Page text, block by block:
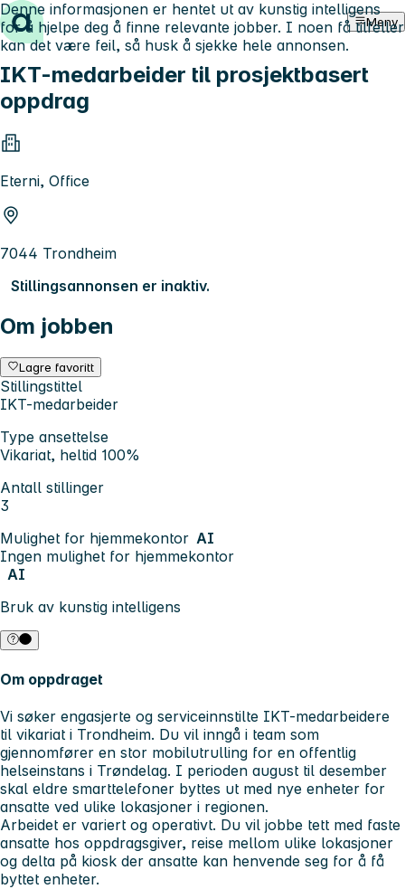
Hopp til innhold Meny
IKT-medarbeider til prosjektbasert
oppdrag
Eterni, Office
7044 Trondheim
Stillingsannonsen er inaktiv.
Om jobben
Lagre favoritt
Stillingstittel
IKT-medarbeider
Type ansettelse
Vikariat, heltid 100%
Antall stillinger
3
Mulighet for hjemmekontor AI
Ingen mulighet for hjemmekontor
AI
Bruk av kunstig intelligens
Denne informasjonen er hentet ut av kunstig intelligens
for å hjelpe deg å finne relevante jobber. I noen få tilfeller
kan det være feil, så husk å sjekke hele annonsen.
Om oppdraget
Vi søker engasjerte og serviceinnstilte IKT-medarbeidere
til vikariat i Trondheim. Du vil inngå i team som
gjennomfører en stor mobilutrulling for en offentlig
helseinstans i Trøndelag. I perioden august til desember
skal eldre smarttelefoner byttes ut med nye enheter for
ansatte ved ulike lokasjoner i regionen.
Arbeidet er variert og operativt. Du vil jobbe tett med faste
ansatte hos oppdragsgiver, reise mellom ulike lokasjoner
og delta på kiosk der ansatte kan henvende seg for å få
byttet enheter.